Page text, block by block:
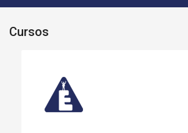
Cursos